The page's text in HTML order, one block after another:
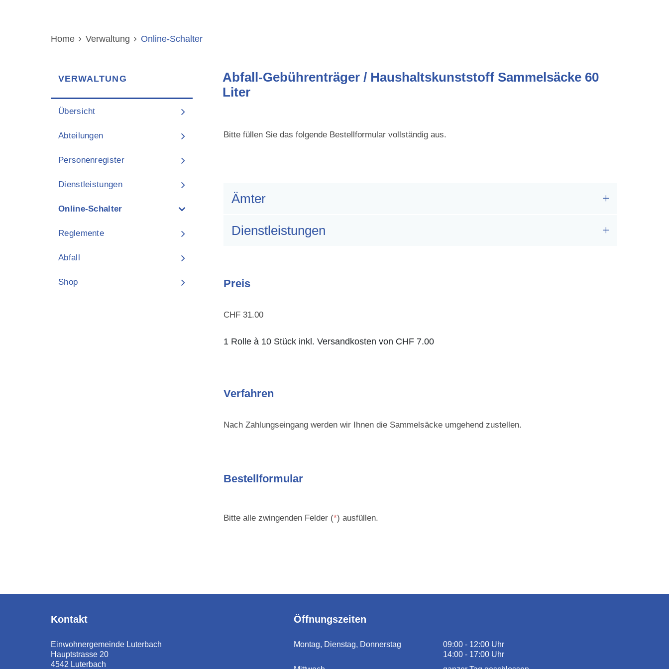
Home Verwaltung Online-Schalter
VERWALTUNG
Übersicht
Abteilungen
Personenregister
Dienstleistungen
Online-Schalter
Reglemente
Abfall
Shop
Inhalt
Abfall-Gebührenträger / Haushaltskunststoff Sammelsäcke 60
Liter
Bitte füllen Sie das folgende Bestellformular vollständig aus.
Zugehörige Objekte
Ämter
Dienstleistungen
Preis
CHF 31.00
1 Rolle à 10 Stück inkl. Versandkosten von CHF 7.00
Verfahren
Nach Zahlungseingang werden wir Ihnen die Sammelsäcke umgehend zustellen.
Bestellformular
Bitte alle zwingenden Felder (*) ausfüllen.
Kontakt
Einwohnergemeinde Luterbach
Hauptstrasse 20
4542 Luterbach
Öffnungszeiten
Montag, Dienstag, Donnerstag
09:00 - 12:00 Uhr
14:00 - 17:00 Uhr